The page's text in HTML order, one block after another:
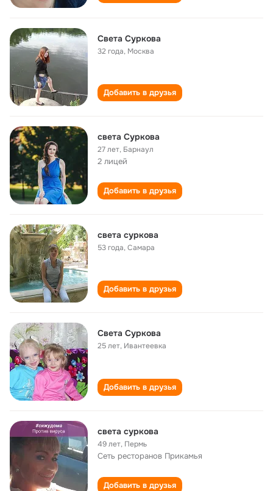
Света Суркова
32 года, Москва
Добавить в друзья
света Суркова
27 лет, Барнаул
2 лицей
Добавить в друзья
света суркова
53 года,Самара
Добавить в друзья
Света Суркова
25 лет, Ивантеевка
Добавить в друзья
света суркова
49 лет, Пермь
Сеть ресторанов Прикамья
Добавить в друзья